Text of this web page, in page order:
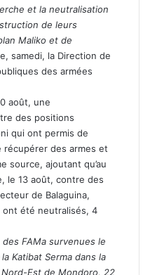
et la neutralisation
de leurs
Maliko et de
samedi, la Direction de
des armées
août, une
des positions
qui ont permis de
des armes et
source, ajoutant qu’au
le 13 août, contre des
de Balaguina,
été neutralisés, 4
FAMa survenues le
Katibat Serma dans la
Est de Mondoro, 22